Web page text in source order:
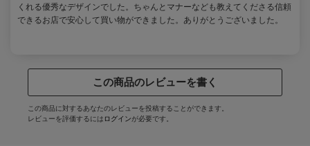
くれる優秀なデザインでした。ちゃんとマナーなども教えてくださる信頼
できるお店で安心して買い物ができました。ありがとうございました。
この商品のレビューを書く
この商品に対するあなたのレビューを投稿することができます。
レビューを評価するには ログインが必要です。